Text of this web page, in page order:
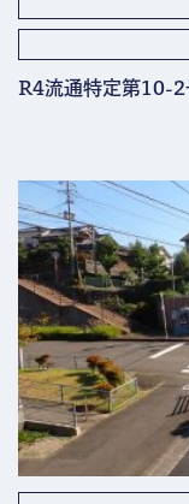
R4流通特定第10-2